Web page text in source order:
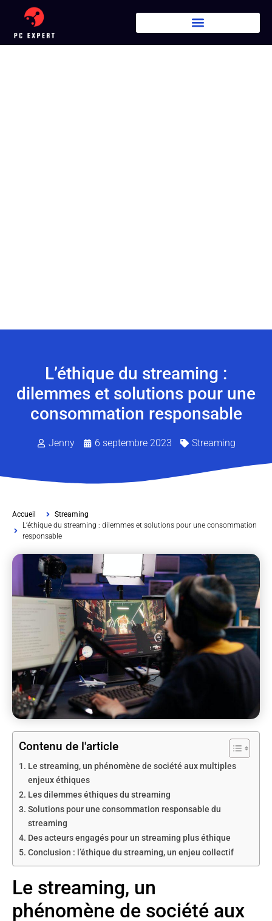
L’éthique du streaming :
dilemmes et solutions pour une
consommation responsable
Jenny 6 septembre 2023 Streaming
Accueil
Streaming
L’éthique du streaming : dilemmes et solutions pour une consommation
responsable
Contenu de l'article
Le streaming, un phénomène de société aux multiples
enjeux éthiques
Les dilemmes éthiques du streaming
Solutions pour une consommation responsable du
streaming
Des acteurs engagés pour un streaming plus éthique
Conclusion : l’éthique du streaming, un enjeu collectif
Le streaming, un
phénomène de société aux